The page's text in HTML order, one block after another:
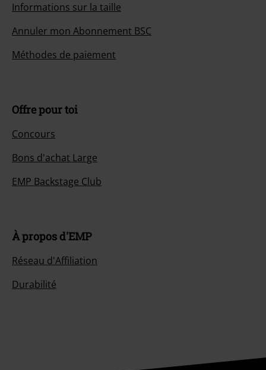
Informations sur la taille
Annuler mon Abonnement BSC
Méthodes de paiement
Offre pour toi
Concours
Bons d'achat Large
EMP Backstage Club
À propos d'EMP
Réseau d'Affiliation
Durabilité